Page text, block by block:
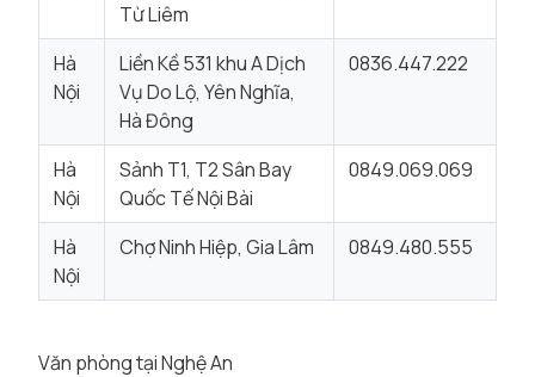
Từ Liêm
Hà
Nội
Liền Kề 531 khu A Dịch
Vụ Do Lộ, Yên Nghĩa,
Hà Đông
0836.447.222
Hà
Nội
Sảnh T1, T2 Sân Bay
Quốc Tế Nội Bài
0849.069.069
Hà
Nội
Chợ Ninh Hiệp, Gia Lâm 0849.480.555
Văn phòng tại Nghệ An